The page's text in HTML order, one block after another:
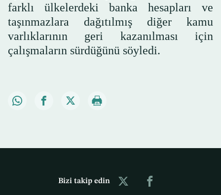
farklı ülkelerdeki banka hesapları ve
taşınmazlara dağıtılmış diğer kamu
varlıklarının geri kazanılması için
çalışmaların sürdüğünü söyledi.
Bizi takip edin